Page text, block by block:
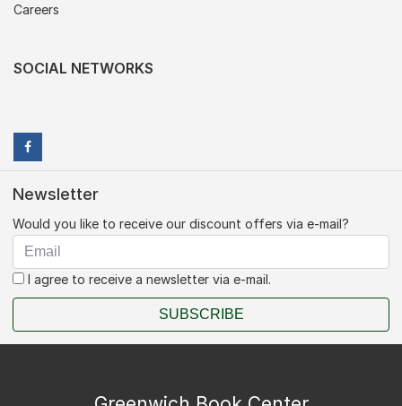
Careers
SOCIAL NETWORKS
Newsletter
Would you like to receive our discount offers via e-mail?
I agree to receive a newsletter via e-mail.
SUBSCRIBE